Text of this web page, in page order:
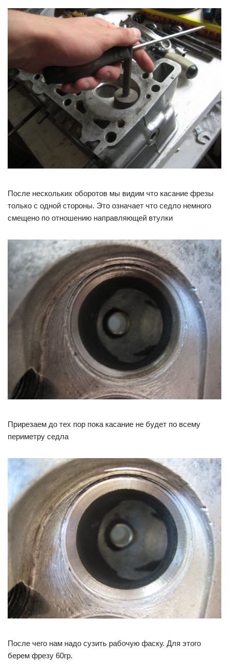
После нескольких оборотов мы видим что касание фрезы
только с одной стороны. Это означает что седло немного
смещено по отношению направляющей втулки
Прирезаем до тех пор пока касание не будет по всему
периметру седла
После чего нам надо сузить рабочую фаску. Для этого
берем фрезу 60гр.